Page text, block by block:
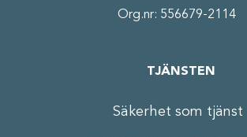
Org.nr: 556679-2114
TJÄNSTEN
Säkerhet som tjänst